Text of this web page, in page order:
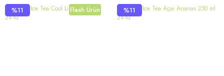
%11 Flash Ürün %11